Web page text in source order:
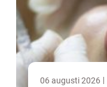
06 augusti 2026